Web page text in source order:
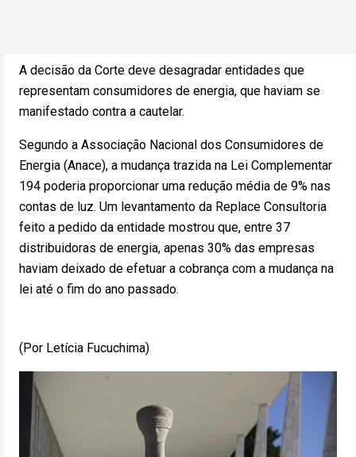
A decisão da Corte deve desagradar entidades que
representam consumidores de energia, que haviam se
manifestado contra a cautelar.
Segundo a Associação Nacional dos Consumidores de
Energia (Anace), a mudança trazida na Lei Complementar
194 poderia proporcionar uma redução média de 9% nas
contas de luz. Um levantamento da Replace Consultoria
feito a pedido da entidade mostrou que, entre 37
distribuidoras de energia, apenas 30% das empresas
haviam deixado de efetuar a cobrança com a mudança na
lei até o fim do ano passado.
(Por Letícia Fucuchima)